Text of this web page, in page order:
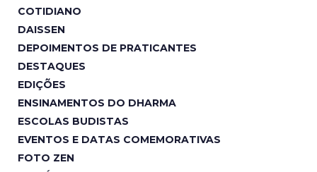
COTIDIANO
DAISSEN
DEPOIMENTOS DE PRATICANTES
DESTAQUES
EDIÇÕES
ENSINAMENTOS DO DHARMA
ESCOLAS BUDISTAS
EVENTOS E DATAS COMEMORATIVAS
FOTO ZEN